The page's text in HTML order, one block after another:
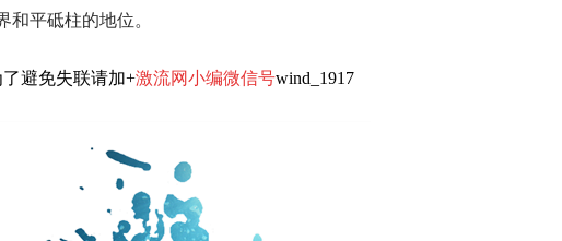
平砥柱的地位。
了避免失联请加+激流网小编微信号wind_1917